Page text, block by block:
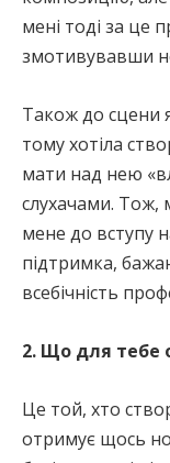
мені тоді за це
змотивувавши
Також до сцени
тому хотіла
мати над нею
слухачами. Тож,
мене до вступу
підтримка,
всебічність
2. Що для тебе
Це той, хто
отримує щось